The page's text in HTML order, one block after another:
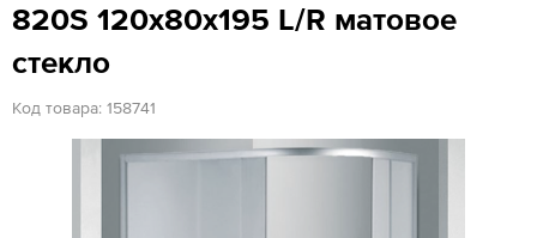
Вход / Регистрация
820S 120x80x195 L/R матовое
стекло
Код товара: 158741